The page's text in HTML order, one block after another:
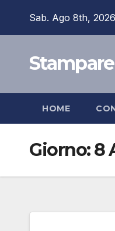
Sab. Ago 8th, 2026
HOME
Giorno:8